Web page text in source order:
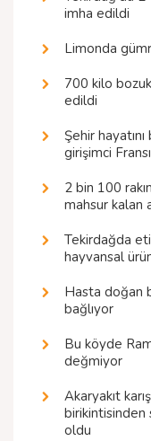
imha edildi
Limonda
700 kilo
edildi
Şehir
girişimci
2 bin 100
mahsur kalan
Tekirdağda
hayvansal
Hasta doğan
bağlıyor
Bu köyde
değmiyor
Akaryakıt
birikintisinden
oldu